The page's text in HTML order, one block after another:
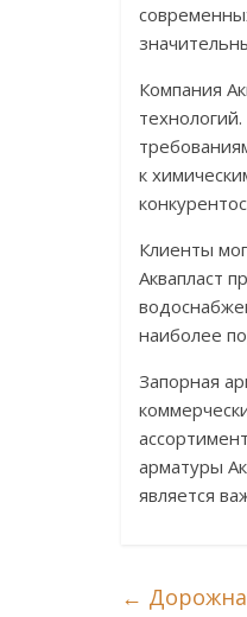
Компания
к
Клиенты
Аквапласт
наиболее
Запорная
арматуры
является
←